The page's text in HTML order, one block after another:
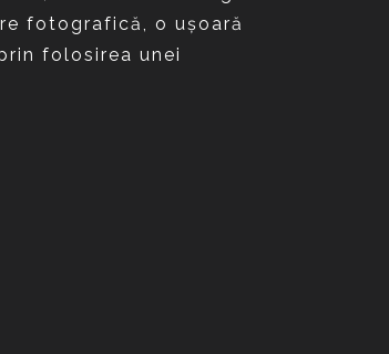
fotografică, o uşoară
folosirea unei